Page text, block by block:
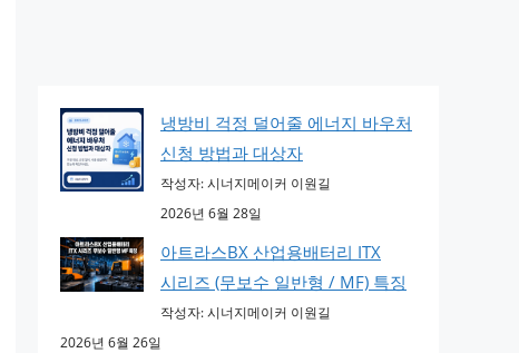
냉방비 걱정 덜어줄 에너지 바우처
신청 방법과 대상자
작성자: 시너지메이커 이원길
2026년 6월 28일
아트라스BX 산업용배터리 ITX
시리즈 (무보수 일반형 / MF) 특징
작성자: 시너지메이커 이원길
2026년 6월 26일